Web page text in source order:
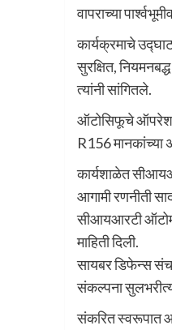
वापराच्या
कार्यक्रमाचे
सुरक्षित,
त्यांनी सांगितले.
ऑटोसिफूचे
R156 मानकांच्या
कार्यशाळेत
आगामी रणनीती
सीआयआरटी
माहिती दिली.
सायबर डिफेन्स
संकल्पना
संकरित स्वरूपात